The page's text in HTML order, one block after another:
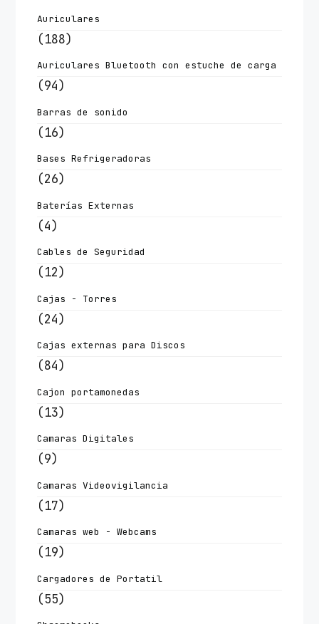
Auriculares
(188)
Auriculares Bluetooth con estuche de carga
(94)
Barras de sonido
(16)
Bases Refrigeradoras
(26)
Baterías Externas
(4)
Cables de Seguridad
(12)
Cajas - Torres
(24)
Cajas externas para Discos
(84)
Cajon portamonedas
(13)
Camaras Digitales
(9)
Camaras Videovigilancia
(17)
Camaras web - Webcams
(19)
Cargadores de Portatil
(55)